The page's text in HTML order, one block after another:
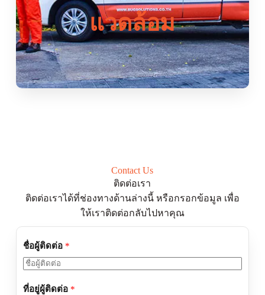
แวดล้อม
Contact Us
ติดต่อเรา
ติดต่อเราได้ที่ช่องทางด้านล่างนี้ หรือกรอกข้อมูล เพื่อ
ให้เราติดต่อกลับไปหาคุณ
ชื่อผู้ติดต่อ *
ที่อยู่ผู้ติดต่อ *